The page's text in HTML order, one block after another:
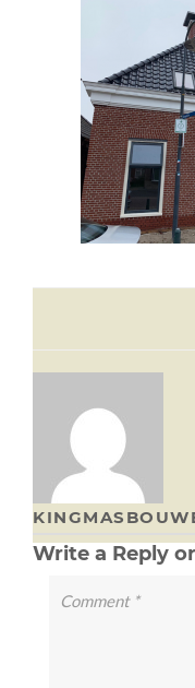
Write a Reply